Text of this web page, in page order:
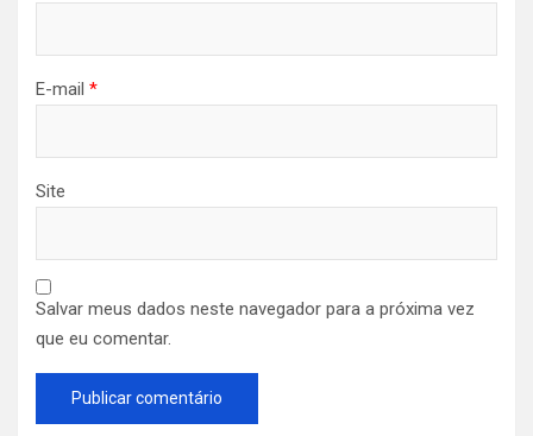
E-mail *
Site
Salvar meus dados neste navegador para a próxima vez
que eu comentar.